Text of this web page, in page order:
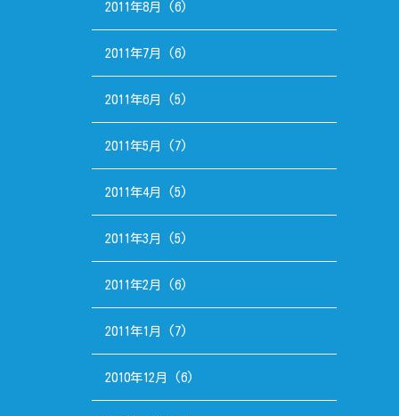
2011年8月 (6)
2011年7月 (6)
2011年6月 (5)
2011年5月 (7)
2011年4月 (5)
2011年3月 (5)
2011年2月 (6)
2011年1月 (7)
2010年12月 (6)